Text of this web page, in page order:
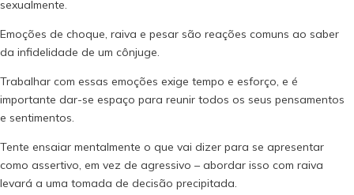
sexualmente.
Emoções de choque, raiva e pesar são reações comuns ao saber
da infidelidade de um cônjuge.
Trabalhar com essas emoções exige tempo e esforço, e é
importante dar-se espaço para reunir todos os seus pensamentos
e sentimentos.
Tente ensaiar mentalmente o que vai dizer para se apresentar
como assertivo, em vez de agressivo – abordar isso com raiva
levará a uma tomada de decisão precipitada.